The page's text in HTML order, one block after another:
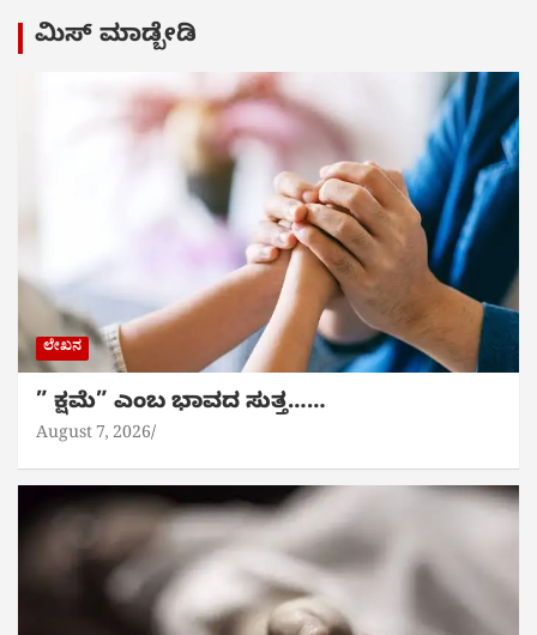
ಮಿಸ್ ಮಾಡ್ಬೇಡಿ
ಲೇಖನ
” ಕ್ಷಮೆ” ಎಂಬ ಭಾವದ ಸುತ್ತ……
August 7, 2026